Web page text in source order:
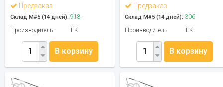
Предзаказ
Склад М#5 (14 дней): 918
Производитель
IEK
В корзину
Предзаказ
Склад М#5 (14 дней): 306
Производитель
IEK
В корзину